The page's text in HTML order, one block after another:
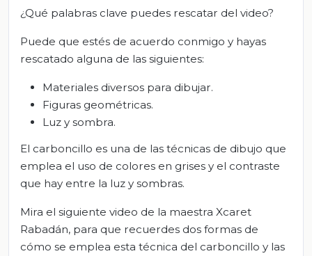
¿Qué palabras clave puedes rescatar del video?
Puede que estés de acuerdo conmigo y hayas
rescatado alguna de las siguientes:
Materiales diversos para dibujar.
Figuras geométricas.
Luz y sombra.
El carboncillo es una de las técnicas de dibujo que
emplea el uso de colores en grises y el contraste
que hay entre la luz y sombras.
Mira el siguiente video de la maestra Xcaret
Rabadán, para que recuerdes dos formas de
cómo se emplea esta técnica del carboncillo y las